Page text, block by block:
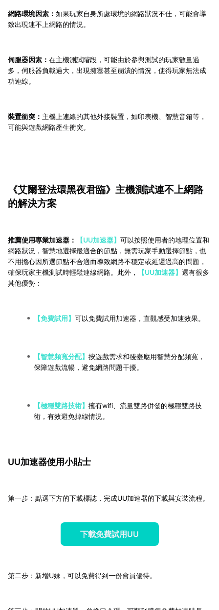
網路環境因素： 如果玩家自身所處環境的網路狀況不佳，可能會導
致出現連不上網路的情況。
伺服器因素： 在主機測試階段，可能由於參與測試的玩家數量過
多，伺服器負載過大，出現擁塞甚至崩潰的情況，使得玩家無法成
功連線。
裝置衝突： 主機上連線的其他外接裝置，如印表機、智慧音箱等，
可能與遊戲網路產生衝突。
《艾爾登法環黑夜君臨》主機測試連不上網路
的解決方案
推薦使用專業加速器： 【UU加速器】 可以按照使用者的地理位置和
網路狀況，智慧地選擇最適合的節點，無需玩家手動選擇節點，也
不用擔心因所選節點不合適而導致網路不穩定或延遲過高的問題，
確保玩家主機測試時輕鬆連線網路。此外，
【UU加速器】 還有很多
其他優勢：
【免費試用】 可以免費試用加速器，直觀感受加速效果。
【智慧頻寬分配】 按遊戲需求和後臺應用智慧分配頻寬，
保障遊戲流暢，避免網路問題干擾。
【極穩雙路技術】 擁有wifi、流量雙路併發的極穩雙路技
術，有效避免掉線情況。
UU加速器使用小貼士
第一步：點選下方的下載標誌，完成UU加速器的下載與安裝流程。
下載免費試用UU
第二步：新增U妹，可以免費得到一份會員優待。